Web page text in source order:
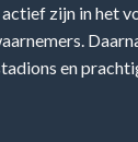
zijn in het
en